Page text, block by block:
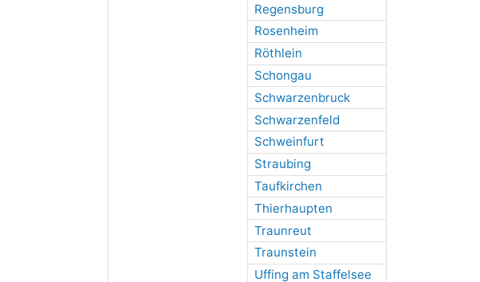
Regensburg
Rosenheim
Röthlein
Schongau
Schwarzenbruck
Schwarzenfeld
Schweinfurt
Straubing
Taufkirchen
Thierhaupten
Traunreut
Traunstein
Uffing am Staffelsee